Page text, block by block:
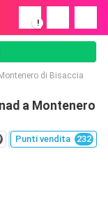
!
di Bisaccia
a Montenero
Punti vendita 232